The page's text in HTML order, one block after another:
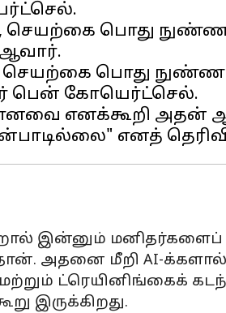
பொது
ஆவார்.
பொது
பென் கோயெர்ட்செல்.
எனக்கூறி அதன்
இன்னும் மனிதர்களைப்
அதனை மீறி AI-க்களால்
ட்ரெயினிங்கைக்
இருக்கிறது.